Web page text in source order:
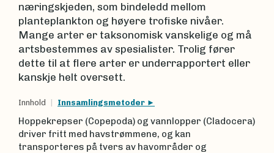
næringskjeden, som bindeledd mellom
planteplankton og høyere trofiske nivåer.
Mange arter er taksonomisk vanskelige og må
artsbestemmes av spesialister. Trolig fører
dette til at flere arter er underrapportert eller
kanskje helt oversett.
Innhold Innsamlingsmetoder
Hoppekrepser (Copepoda) og vannlopper (Cladocera)
driver fritt med havstrømmene, og kan
transporteres på tvers av havområder og